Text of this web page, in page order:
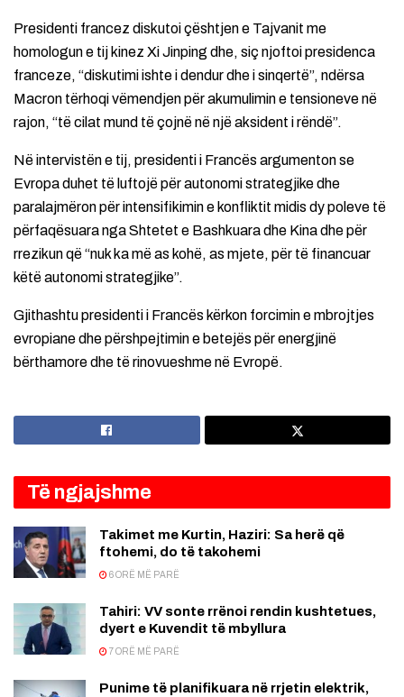
Presidenti francez diskutoi çështjen e Tajvanit me
homologun e tij kinez Xi Jinping dhe, siç njoftoi presidenca
franceze, “diskutimi ishte i dendur dhe i sinqertë”, ndërsa
Macron tërhoqi vëmendjen për akumulimin e tensioneve në
rajon, “të cilat mund të çojnë në një aksident i rëndë”.
Në intervistën e tij, presidenti i Francës argumenton se
Evropa duhet të luftojë për autonomi strategjike dhe
paralajmëron për intensifikimin e konfliktit midis dy poleve të
përfaqësuara nga Shtetet e Bashkuara dhe Kina dhe për
rrezikun që “nuk ka më as kohë, as mjete, për të financuar
këtë autonomi strategjike”.
Gjithashtu presidenti i Francës kërkon forcimin e mbrojtjes
evropiane dhe përshpejtimin e betejës për energjinë
bërthamore dhe të rinovueshme në Evropë.
Të ngjajshme
Takimet me Kurtin, Haziri: Sa herë që
ftohemi, do të takohemi
6 ORË MË PARË
Tahiri: VV sonte rrënoi rendin kushtetues,
dyert e Kuvendit të mbyllura
7 ORË MË PARË
Punime të planifikuara në rrjetin elektrik,